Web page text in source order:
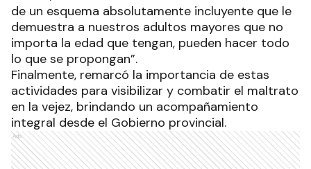
de un esquema absolutamente incluyente que le
demuestra a nuestros adultos mayores que no
importa la edad que tengan, pueden hacer todo
lo que se propongan”.
Finalmente, remarcó la importancia de estas
actividades para visibilizar y combatir el maltrato
en la vejez, brindando un acompañamiento
integral desde el Gobierno provincial.
Ads